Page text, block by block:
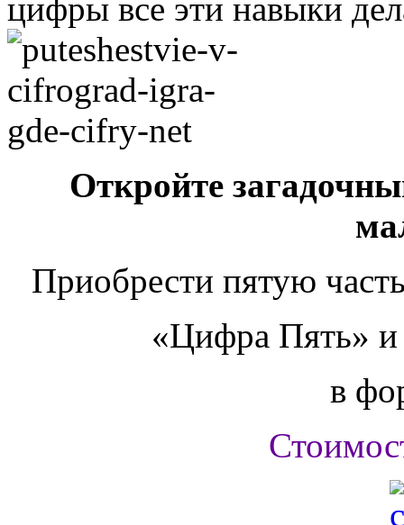
цифры все эти навыки
Откройте
Приобрести пятую
«Цифра Пять»
в